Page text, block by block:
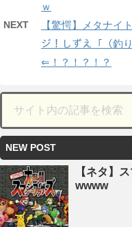
ｗ
NEXT
【驚愕】メタナイ
ジ！しずえ「（釣
⇐！？！？！？
NEW POST
【ネタ】
wwww